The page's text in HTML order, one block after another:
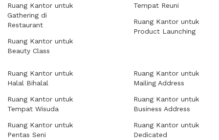
Ruang Kantor untuk
Gathering di
Restaurant
Ruang Kantor untuk
Beauty Class
Tempat Reuni
Ruang Kantor untuk
Product Launching
Ruang Kantor untuk
Halal Bihalal
Ruang Kantor untuk
Tempat Wisuda
Ruang Kantor untuk
Pentas Seni
Ruang Kantor untuk
Mailing Address
Ruang Kantor untuk
Business Address
Ruang Kantor untuk
Dedicated